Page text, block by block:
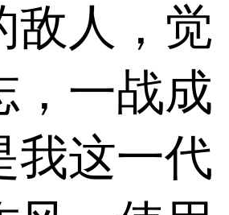
敌人，觉
，一战成
我这一代